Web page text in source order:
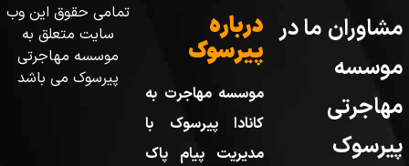
مشاوران ما در
موسسه
مهاجرتی
پیرسوک
درباره
پیرسوک
موسسه مهاجرت به
کانادا پیرسوک با
مدیریت پیام پاک
تمامی حقوق این وب
سایت متعلق به
موسسه مهاجرتی
پیرسوک می باشد